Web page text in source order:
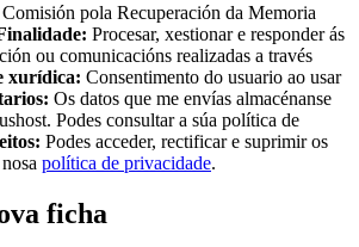
Comisión pola Recuperación da Memoria
Procesar, xestionar e responder ás
ou comunicacións realizadas a través
xurídica: Consentimento do usuario ao usar
Os datos que me envías almacénanse
Podes consultar a súa política de
Podes acceder, rectificar e suprimir os
política de privacidade.
ficha